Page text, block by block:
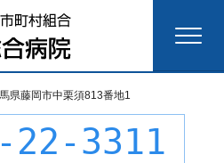
県藤岡市中栗須813番地1
22-3311